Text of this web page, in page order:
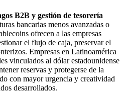
B2B y gestión de tesorería
bancarias menos avanzadas o
ofrecen a las empresas
el flujo de caja, preservar el
Empresas en Latinoamérica
vinculados al dólar estadounidense
reservas y protegerse de la
con mayor urgencia y creatividad
desarrollados.